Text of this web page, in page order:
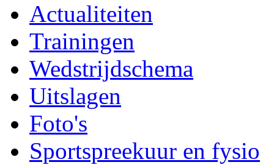
Actualiteiten
Trainingen
Wedstrijdschema
Uitslagen
Foto's
Sportspreekuur en fysio